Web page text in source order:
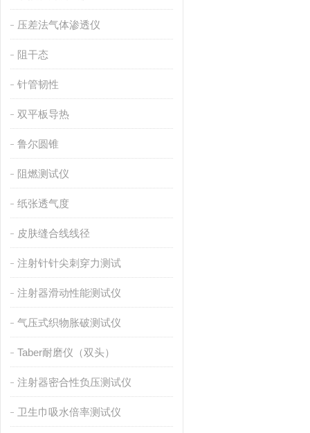
压差法气体渗透仪
阻干态
针管韧性
双平板导热
鲁尔圆锥
阻燃测试仪
纸张透气度
皮肤缝合线线径
注射针针尖刺穿力测试
注射器滑动性能测试仪
气压式织物胀破测试仪
Taber耐磨仪（双头）
注射器密合性负压测试仪
卫生巾吸水倍率测试仪